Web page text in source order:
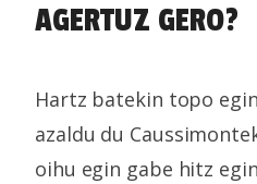
AGERTUZ GERO?
Hartz batekin topo
azaldu du
oihu egin gabe hitz